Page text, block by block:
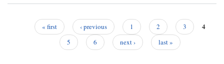
« first ‹ previous 1 2 3 4
5 6 next › last »